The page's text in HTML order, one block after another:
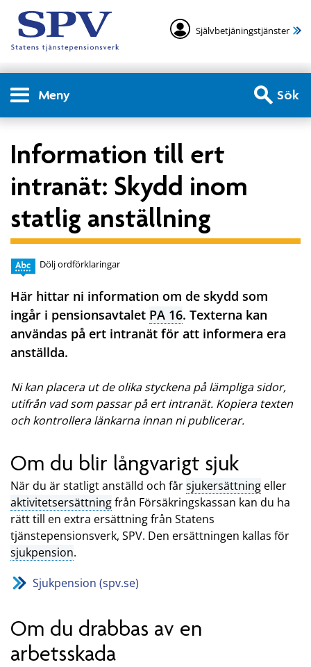
Självbetjäningstjänster
Meny Sök
Information till ert
intranät: Skydd inom
statlig anställning
Dölj ordförklaringar
Här hittar ni information om de skydd som
ingår i pensionsavtalet PA 16. Texterna kan
användas på ert intranät för att informera era
anställda.
Ni kan placera ut de olika styckena på lämpliga sidor,
utifrån vad som passar på ert intranät. Kopiera texten
och kontrollera länkarna innan ni publicerar.
Om du blir långvarigt sjuk
När du är statligt anställd och fårsjukersättning eller
aktivitetsersättningfrån Försäkringskassan kan du ha
rätt till en extra ersättning från Statens
tjänstepensionsverk, SPV. Den ersättningen kallas för
sjukpension.
Sjukpension (spv.se)
Om du drabbas av en
arbetsskada